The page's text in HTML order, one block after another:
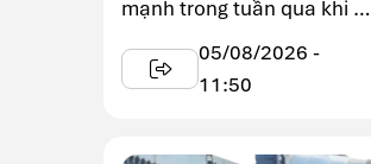
mạnh trong tuần qua khi kỳ
vọng căng thẳng tại Trung
Đông dần hạ nhiệt, ...
05/08/2026 -
11:50